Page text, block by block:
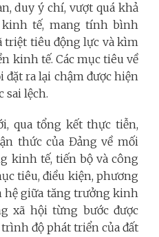
duy ý chí, vượt quá khả
kinh tế, mang tính bình
triệt tiêu động lực và kìm
kinh tế. Các mục tiêu về
đặt ra lại chậm được hiện
sai lệch.
qua tổng kết thực tiễn,
thức của Đảng về mối
kinh tế, tiến bộ và công
tiêu, điều kiện, phương
hệ giữa tăng trưởng kinh
xã hội từng bước được
độ phát triển của đất